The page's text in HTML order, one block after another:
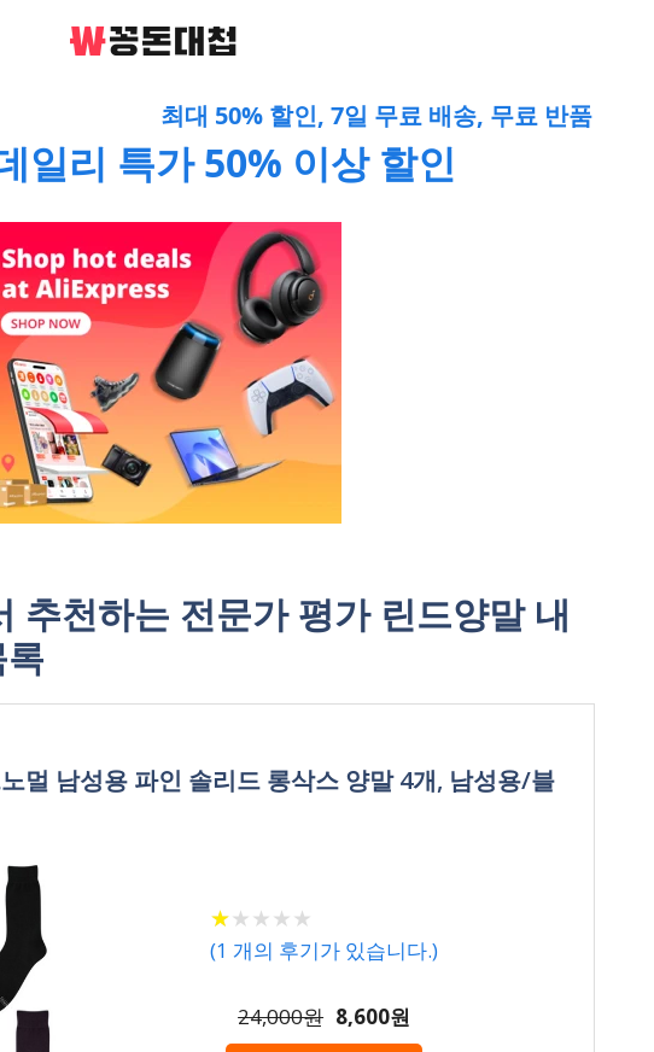
최대 50% 할인, 7일 무료 배송, 무료 반품
일리 특가 50% 이상 할인
추천하는 전문가 평가 린드양말 내
멀 남성용 파인 솔리드 롱삭스 양말 4개, 남성용/블
★★ ★ ★ ★
★★ ★ ★ ★
(1 개의 후기가 있습니다.)
24,000원 8,600원